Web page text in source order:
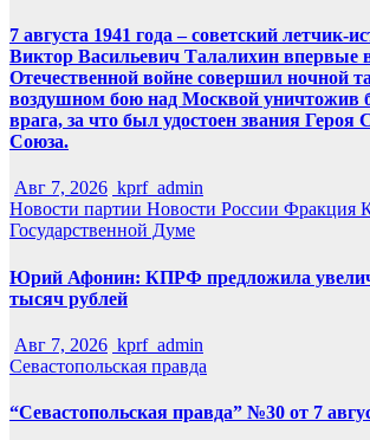
7 августа 1941 года – советский летчик-
Виктор Васильевич Талалихин впервые
Отечественной войне совершил ночной
воздушном бою над Москвой уничтожив
врага, за что был удостоен звания Героя
Союза.
Авг 7, 2026 kprf_admin
Новости партии Новости России Фракция
Государственной Думе
Юрий Афонин: КПРФ предложила
тысяч рублей
Авг 7, 2026 kprf_admin
Севастопольская правда
“Севастопольская правда” №30 от 7